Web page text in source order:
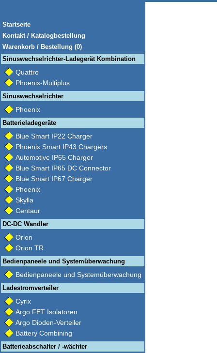
Startseite
Kontakt / Katalogbestellung
Warenkorb / Bestellung (0)
Sinuswechselrichter-Ladegerät Kombination
Quattro
Phoenix-Multiplus
Sinuswechselrichter
Phoenix
Batterieladegeräte
Blue Smart IP22 Charger
Phoenix Smart IP43 Chargers
Automotive IP65 Charger
Blue Smart IP65 DC Connector
Blue Smart IP67 Charger
Phoenix
Skylla
Centaur
DC-DC Wandler
Orion
Orion TR
Bedienpaneele und Systemüberwachung
Bedienpaneele und Systemüberwachung
Ladestromverteiler
Cyrix
Argo FET Isolatoren
Argo Dioden-Verteiler
Battery Combining
Batterieabschalter / -wächter